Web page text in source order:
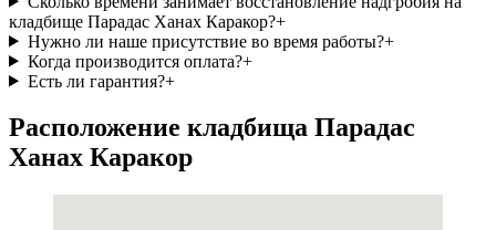
кладбище Парадас Ханах Каракор?+
Нужно ли наше присутствие во время работы?+
Когда производится оплата?+
Есть ли гарантия?+
Расположение кладбища Парадас
Ханах Каракор